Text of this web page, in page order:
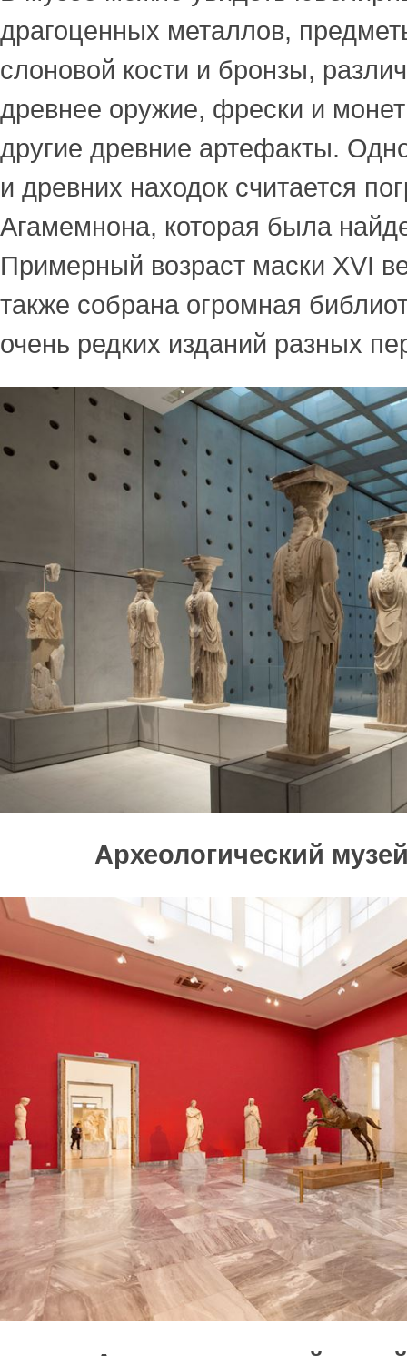
драгоценных металлов,
слоновой кости и бронзы,
древнее оружие, фрески и
другие древние артефакты.
и древних находок считается
Агамемнона, которая была
Примерный возраст маски XVI
также собрана огромная
очень редких изданий разных
Археологический